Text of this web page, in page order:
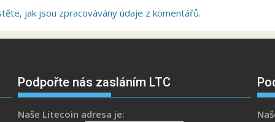
jak jsou zpracovávány údaje z komentářů.
Podpořte nás zasláním LTC
Naše Litecoin adresa je: